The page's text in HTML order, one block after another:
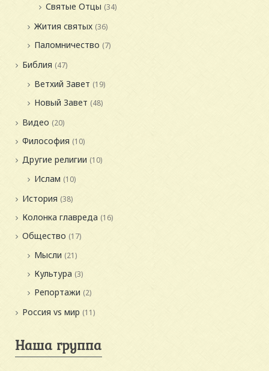
Святые Отцы (34)
Жития святых (36)
Паломничество (7)
Библия (47)
Ветхий Завет (19)
Новый Завет (48)
Видео (20)
Философия (10)
Другие религии (10)
Ислам (10)
История (38)
Колонка главреда (16)
Общество (17)
Мысли (21)
Культура (3)
Репортажи (2)
Россия vs мир (11)
Наша группа